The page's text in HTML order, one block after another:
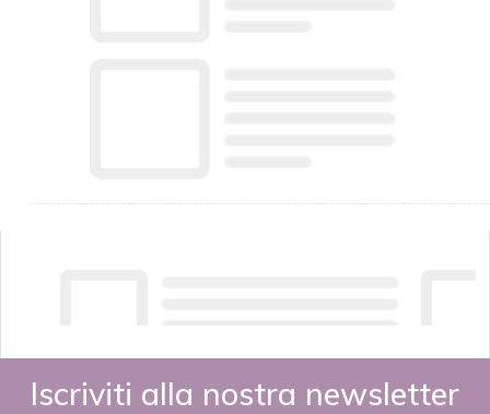
Iscriviti alla nostra newsletter